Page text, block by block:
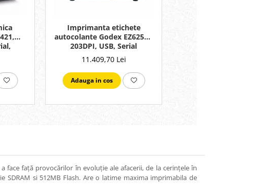
Imprimanta etichete
autocolante Godex EZ6250I,
203DPI, USB, Serial
11.409,70 Lei
Adauga in cos
face față provocărilor în evoluție ale afacerii, de la cerințele în
si 512MB Flash. Are o latime maxima imprimabila de